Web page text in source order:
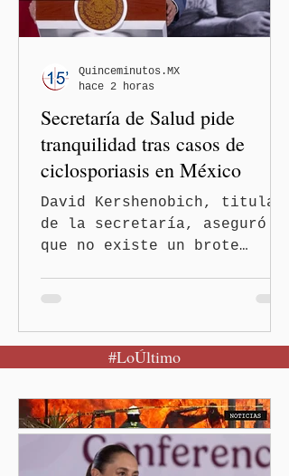
Secretaría de Salud pide
tranquilidad tras casos de
ciclosporiasis en México
David Kershenobich, titular
de la secretaría, aseguró
que no existe un brote
secretario de Salud
federal, David Kershenobich
exista un brote activo de
ciclosporiasis en México,
luego del incremento de
casos registrado en Estados
Quinceminutos.MX
hace 2 horas
#LoÚltimo